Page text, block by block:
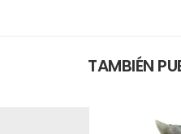
TAMBIÉN